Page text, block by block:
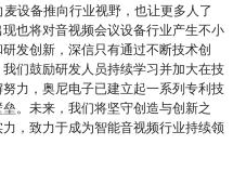
设备推向行业视野，也让更多人了
也将对音视频会议设备行业产生不小
发创新，深信只有通过不断技术创
们鼓励研发人员持续学习并加大在技
力，奥尼电子已建立起一系列专利技
。未来，我们将坚守创造与创新之
，致力于成为智能音视频行业持续领